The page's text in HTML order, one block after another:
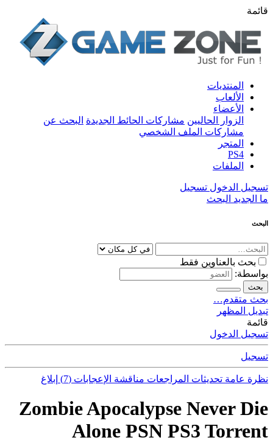
قائمة
المنتديات
الألعاب
الأعضاء
الزوار الحاليين مشاركات الحائط الجديدة البحث عن
مشاركات الملف الشخصي
المتجر
PS4
الملفات
تسجيل الدخول تسجيل
ما الجديد البحث
البحث
بحث بالعناوين فقط
بواسطة:
بحث
بحث متقدم…
تبديل المظهر
قائمة
تسجيل الدخول
تسجيل
نظرة عامة تحديثات المراجعات مناقشة الإعجابات (7) إبلاغ
Zombie Apocalypse Never Die
Alone PSN PS3 Torrent